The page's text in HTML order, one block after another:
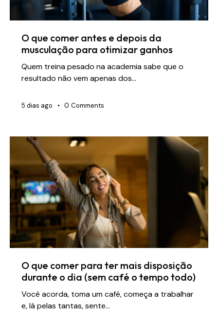
O que comer antes e depois da
musculação para otimizar ganhos
Quem treina pesado na academia sabe que o
resultado não vem apenas dos…
5 dias ago 0 Comments
O que comer para ter mais disposição
durante o dia (sem café o tempo todo)
Você acorda, toma um café, começa a trabalhar
e, lá pelas tantas, sente…